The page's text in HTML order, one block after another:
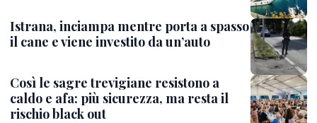
Istrana, inciampa mentre porta a spasso
il cane e viene investito da un’auto
Così le sagre trevigiane resistono a
caldo e afa: più sicurezza, ma resta il
rischio black out